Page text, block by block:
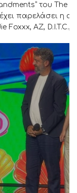
του The
παρελάσει η
Foxxx, AZ,